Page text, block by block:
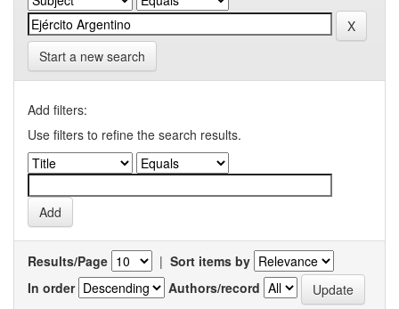
Start a new search
Add filters:
Use filters to refine the search results.
Results/Page | Sort items by
In order
Authors/record